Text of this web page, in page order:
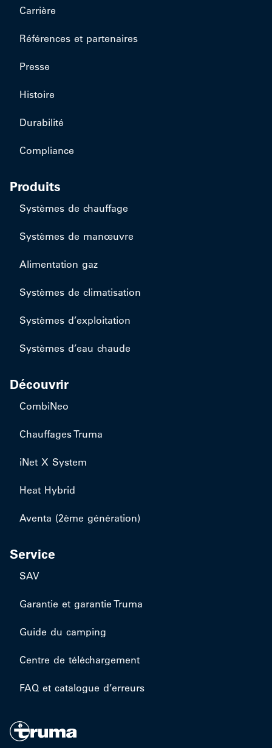
Carrière
Références et partenaires
Presse
Histoire
Durabilité
Compliance
Produits
Systèmes de chauffage
Systèmes de manœuvre
Alimentation gaz
Systèmes de climatisation
Systèmes d’exploitation
Systèmes d’eau chaude
Découvrir
CombiNeo
Chauffages Truma
iNet X System
Heat Hybrid
Aventa (2ème génération)
Service
SAV
Garantie et garantie Truma
Guide du camping
Centre de téléchargement
FAQ et catalogue d’erreurs